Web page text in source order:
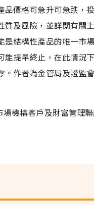
品價格可急升可急跌，
質及風險，並詳閱有關
是結構性產品的唯一市
能提早終止，在此情
。作者為金管局及證監
機構客戶及財富管理